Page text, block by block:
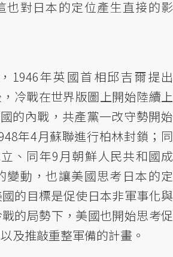
也對日本的定位產生直接的影
1946年英國首相邱吉爾提出
冷戰在世界版圖上開始陸續上
的內戰，共產黨一改守勢開始
年4月蘇聯進行柏林封鎖；同
、同年9月朝鮮人民共和國成
動，也讓美國思考日本的定
的目標是促使日本非軍事化與
的局勢下，美國也開始思考促
及推敲重整軍備的計畫。